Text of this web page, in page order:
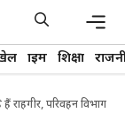
क्राइम शिक्षा
राहगीर, परिवहन विभाग